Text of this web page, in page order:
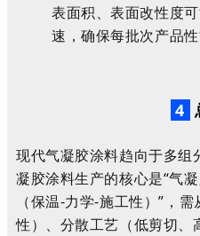
表面积、表面改性度
速，确保每批次产品
4
现代气凝胶涂料趋向于多组
凝胶涂料生产的核心是“气
（保温-力学-施工性）”，
性）、分散工艺（低剪切、